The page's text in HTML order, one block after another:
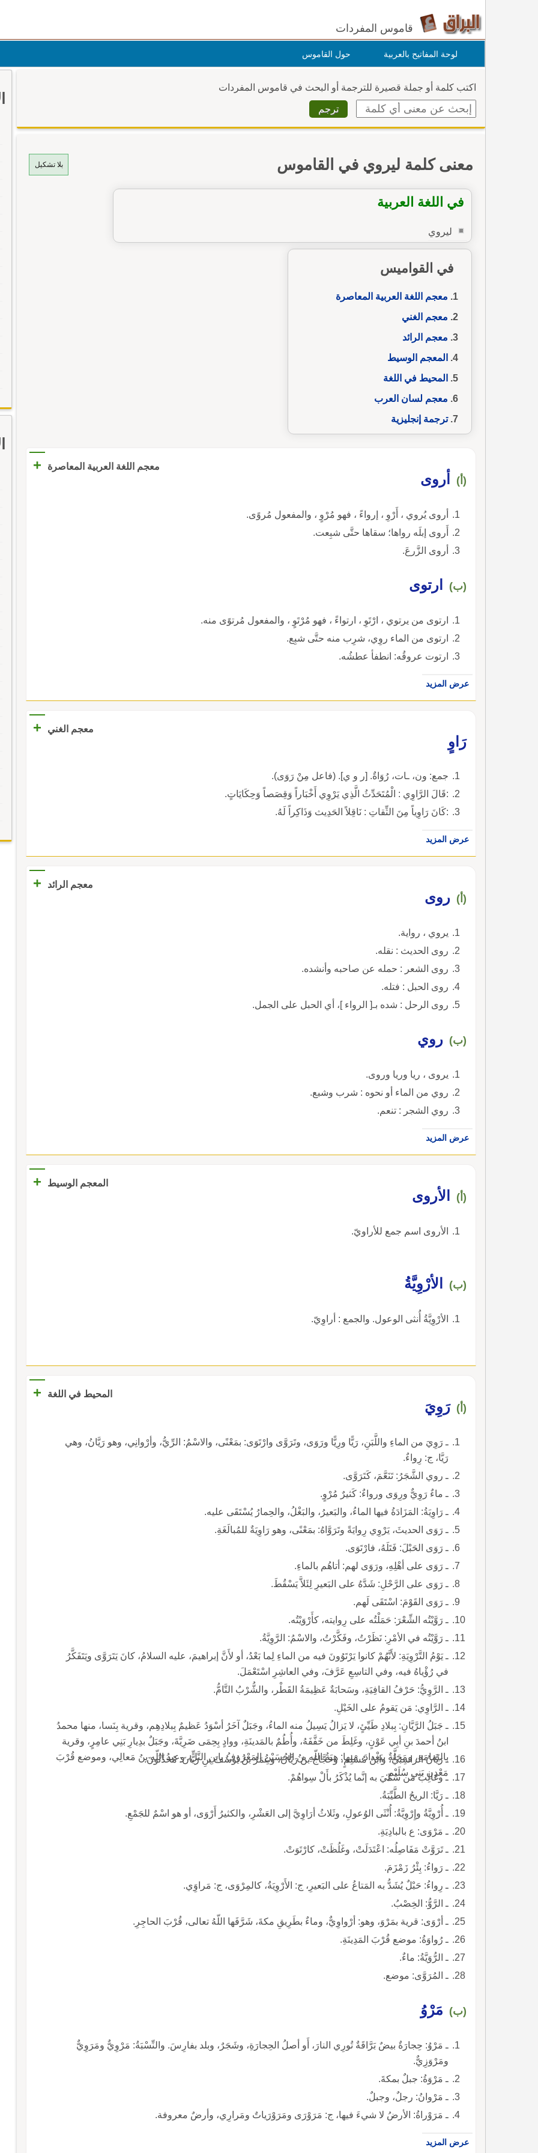
قاموس المفردات
لوحة المفاتيح بالعربية حول القاموس
اكتب كلمة أو جملة قصيرة للترجمة أو البحث في قاموس المفردات
بلا تشكيل معنى كلمة ليروي في القاموس
في اللغة العربية
ليروي
في القواميس
معجم اللغة العربية المعاصرة
معجم الغني
معجم الرائد
المعجم الوسيط
المحيط في اللغة
معجم لسان العرب
ترجمة إنجليزية
معجم اللغة العربية المعاصرة +
(أ) أروى
أروى يُروي ، أَرْوِ ، إرواءً ، فهو مُرْوٍ ، والمفعول مُروًى.
أَروى إبلَه رواها؛ سقاها حتَّى شبِعت.
أروى الزَّرعَ.
(ب) ارتوى
ارتوى من يرتوي ، ارْتَوِ ، ارتواءً ، فهو مُرْتَوٍ ، والمفعول مُرتوًى منه.
ارتوى من الماء روِي، شرِب منه حتَّى شبِع.
ارتوت عروقُه: انطفأ عطشُه.
عرض المزيد
معجم الغني
+
رَاوٍ
جمع: ون، ـات، رُوَاةٌ. [ر و ي]. (فاعل مِنْ رَوَى).
:قَالَ الرَّاوِي : الْمُتَحَدِّثُ الَّذِي يَرْوِي أَخْبَاراً وَقِصَصاً وَحِكَايَاتٍ.
:كَانَ رَاوِياً مِنَ الثِّقاتِ : نَاقِلاً الحَدِيث وَذَاكِراً لَهُ.
عرض المزيد
معجم الرائد +
(أ) روى
يروي ، رواية.
روى الحديث : نقله.
روى الشعر : حمله عن صاحبه وأنشده.
روى الحبل : فتله.
روى الرحل : شده بـ[ الرواء ]، أي الحبل على الجمل.
(ب) روي
يروى ، ريا وريا وروى.
روي من الماء أو نحوه : شرب وشبع.
روي الشجر : تنعم.
عرض المزيد
المعجم الوسيط +
(أ) الأروى
الأروى اسم جمع للأراويّ.
(ب) الأرْوِيَّةُ
الأرْوِيَّةُ أُنثى الوعول. والجمع : أراوِيّ.
المحيط في اللغة +
(أ) رَوِيَ
ـ رَوِيَ من الماءِ واللَّبَنِ، رَيًّا ورِيًّا ورَوَى، وتَرَوَّى وارْتَوَى: بمَعْنًى، والاسْمُ: الرِّيُّ، وأرْوانِي، وهو رَيَّانُ، وهي
رَيَّا، ج: رِواءٌ.
ـ روي الشَّجَرُ: تَنَعَّمَ، كَتَرَوَّى.
ـ ماءٌ رَوِيٌّ ورِوَى ورواءٌ: كَثيرٌ مُرْوٍ.
ـ رَاوِيَةُ: المَزَادَةُ فيها الماءُ، والبَعيرُ، والبَغْلُ، والحِمارُ يُسْتَقَى عليه.
ـ رَوَى الحديثَ، يَرْوِي رِوايَةً وتَرَوَّاهُ: بمَعْنًى، وهو رَاوِيَةٌ للمُبالَغَةِ.
ـ رَوَى الحَبْلَ: فَتَلَهُ، فارْتَوَى.
ـ رَوَى على أهْلِهِ، ورَوَى لهم: أتاهُم بالماءِ.
ـ رَوَى على الرَّحْلِ: شَدَّهُ على البَعيرِ لِئَلاَّ يَسْقُطَ.
ـ رَوَى القَوْمَ: اسْتَقَى لَهم.
ـ رَوَّيْتُه الشِّعْرَ: حَمَلْتُه على رِوايته، كأَرْوَيْتُه.
ـ رَوَّيْتُه في الأمْرِ: نَظَرْتُ، وفَكَّرْتُ، والاسْمُ: الرَّوِيَّةُ.
ـ يَوْمُ التَّرْوِيَةِ: لأَنَّهُمْ كانوا يَرْتَوُونَ فيه من الماءِ لِما بَعْدُ، أو لأَنَّ إبراهيمَ، عليه السلامُ، كانَ يَتَرَوَّى ويَتَفَكَّرُ
في رُؤْياهُ فيه، وفي التاسِعِ عَرَّفَ، وفي العاشِرِ اسْتَعْمَلَ.
ـ الرَّوِيُّ: حَرْفُ القافِيَةِ، وسَحابَةٌ عَظِيمَةُ القَطْر، والشُّرْبُ التَّامُّ.
ـ الرَّاوِي: مَن يَقومُ على الخَيْلِ.
ـ جَبَلُ الرَّيَّانِ: بِبلادِ طَيِّئٍ، لا يَزالُ يَسِيلُ منه الماءُ، وجَبَلٌ آخَرُ أسْوَدُ عَظيمٌ بِبلادِهِم، وقرية بِنَسا، منها محمدُ
ابنُ أحمدَ بنِ أبِي عَوْنٍ، وغَلِطَ من خَفَّفَهُ، وأُطُمٌ بالمَدينَةِ، ووادٍ بِحِمَى ضَرِيَّةَ، وجَبَلٌ بدِيارِ بَنِي عامِرٍ، وقرية
باليَمامَةِ، ومَحَلَّةٌ ببَغْدادَ، منها: هِبَةُ اللّهِ بنُ الحُسَيْنِ المَعْرُوفُ بابنِ التَّلِّ، وعبدُ اللّهِ بنُ مَعالِي، وموضع قُرْبَ
مَعْدِنِ بَنِي سُلَيْمٍ.
ـ رَيَّانُ الراسِبيُّ، وابنُ مُسْلِمٍ، وحَجَّاجُ بنُ رَيَّانَ، وعُمَرُ بنُ يُوسُفَ بنِ رَيَّانَ: مُحَدِّثُونَ.
ـ وغالِبُ مَن سُمِّيَ به إنَّما يُذْكَرُ بأَلْ سِواهُمْ.
ـ رَيَّا: الريحُ الطَّيِّبَةُ.
ـ أُرْوِيَّةُ وإِرْوِيَّةُ: أُنْثَى الوُعولِ، وثَلاثُ أرَاوِيَّ إلى العَشْرِ، والكثيرُ أَرْوَى، أو هو اسْمٌ للجَمْعِ.
ـ مَرْوَى: ع بالبادِيَةِ.
ـ تَرَوَّتْ مَفَاصِلُه: اعْتَدَلَتْ، وغَلُظَتْ، كارْتَوَتْ.
ـ رَواءُ: بِئْرُ زَمْزَمَ.
ـ رِواءُ: حَبْلٌ يُشَدُّ به المَتاعُ على البَعيرِ، ج: الأَرْوِيَةُ، كالمِرْوَى، ج: مَراوَِي.
ـ الرَّوُّ: الخِصْبُ.
ـ أرْوَى: قرية بمَرْوَ، وهو: أرْواوِيٌّ، وماءٌ بطَرِيقِ مكةَ، شَرَّفَها اللّهُ تعالى، قُرْبَ الحاجِرِ.
ـ رُواوَةُ: موضع قُرْبَ المَدِينَةِ.
ـ الرُّوَيَّةُ: ماءٌ.
ـ المُرَوَّى: موضع.
(ب) مَرْوُ
ـ مَرْوُ: حِجارَةٌ بيضٌ بَرَّاقَةٌ تُورِي النارَ، أَو أصلُ الحِجارَةِ، وشَجَرٌ، وبلد بفارِسَ. والنِّسْبَةُ: مَرْوِيٌّ ومَرَوِيٌّ
ومَرْوَزِيٌّ.
ـ مَرْوَةُ: جبلٌ بمكةَ.
ـ مَرْوانُ: رجلٌ، وجبلٌ.
ـ مَرَوْراةُ: الأرضُ لا شيءَ فيها، ج: مَرَوْرَى ومَرَوْرَياتٌ ومَرارِي، وأرضٌ معروفة.
عرض المزيد